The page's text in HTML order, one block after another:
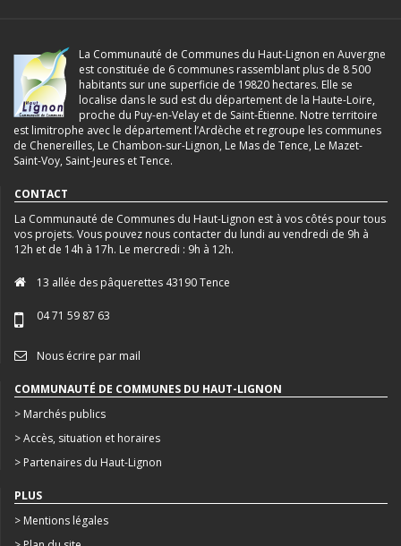
La Communauté de Communes du Haut-Lignon en Auvergne
est constituée de 6 communes rassemblant plus de 8 500
habitants sur une superficie de 19820 hectares. Elle se
localise dans le sud est du département de la Haute-Loire,
proche du Puy-en-Velay et de Saint-Étienne. Notre territoire
est limitrophe avec le département l’Ardèche et regroupe les communes
de Chenereilles, Le Chambon-sur-Lignon, Le Mas de Tence, Le Mazet-
Saint-Voy, Saint-Jeures et Tence.
CONTACT
La Communauté de Communes du Haut-Lignon est à vos côtés pour tous
vos projets. Vous pouvez nous contacter du lundi au vendredi de 9h à
12h et de 14h à 17h. Le mercredi : 9h à 12h.
13 allée des pâquerettes 43190 Tence
04 71 59 87 63
Nous écrire par mail
COMMUNAUTÉ DE COMMUNES DU HAUT-LIGNON
> Marchés publics
> Accès, situation et horaires
> Partenaires du Haut-Lignon
PLUS
> Mentions légales